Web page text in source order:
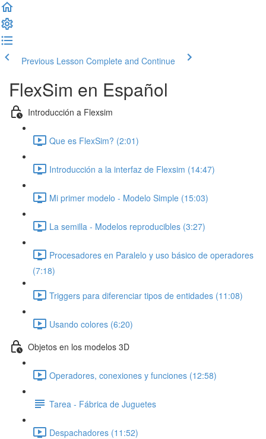
Previous Lesson Complete and Continue
FlexSim en Español
Introducción a Flexsim
Que es FlexSim? (2:01)
Introducción a la interfaz de Flexsim (14:47)
Mi primer modelo - Modelo Simple (15:03)
La semilla - Modelos reproducibles (3:27)
Procesadores en Paralelo y uso básico de operadores
(7:18)
Triggers para diferenciar tipos de entidades (11:08)
Usando colores (6:20)
Objetos en los modelos 3D
Operadores, conexiones y funciones (12:58)
Tarea - Fábrica de Juguetes
Despachadores (11:52)